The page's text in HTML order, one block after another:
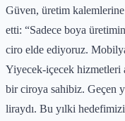
Güven, üretim
etti: “Sadece boya
ciro elde ediyoruz.
Yiyecek-içecek hizmetleri
bir ciroya sahibiz. Geçen
liraydı. Bu yılki